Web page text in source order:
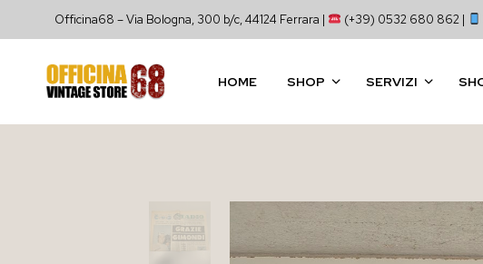
Officina68 – Via Bologna, 300 b/c, 44124 Ferrara | (+39) 0532 680 862 |
HOME SHOP SERVIZI